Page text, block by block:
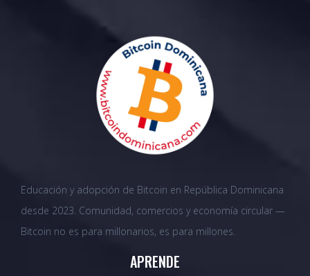
Educación y adopción de Bitcoin en República Dominicana
desde 2023. Comunidad, comercios y economía circular —
Bitcoin no es para millonarios, es para millones.
APRENDE